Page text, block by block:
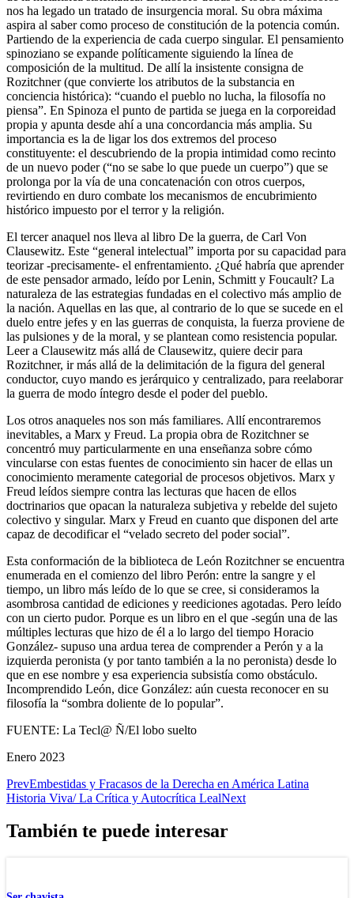
nos ha legado un tratado de insurgencia moral. Su obra máxima
aspira al saber como proceso de constitución de la potencia común.
Partiendo de la experiencia de cada cuerpo singular. El pensamiento
spinoziano se expande políticamente siguiendo la línea de
composición de la multitud. De allí la insistente consigna de
Rozitchner (que convierte los atributos de la substancia en
conciencia histórica): “cuando el pueblo no lucha, la filosofía no
piensa”. En Spinoza el punto de partida se juega en la corporeidad
propia y apunta desde ahí a una concordancia más amplia. Su
importancia es la de ligar los dos extremos del proceso
constituyente: el descubriendo de la propia intimidad como recinto
de un nuevo poder (“no se sabe lo que puede un cuerpo”) que se
prolonga por la vía de una concatenación con otros cuerpos,
revirtiendo en duro combate los mecanismos de encubrimiento
histórico impuesto por el terror y la religión.
El tercer anaquel nos lleva al libro De la guerra, de Carl Von
Clausewitz. Este “general intelectual” importa por su capacidad para
teorizar -precisamente- el enfrentamiento. ¿Qué habría que aprender
de este pensador armado, leído por Lenin, Schmitt y Foucault? La
naturaleza de las estrategias fundadas en el colectivo más amplio de
la nación. Aquellas en las que, al contrario de lo que se sucede en el
duelo entre jefes y en las guerras de conquista, la fuerza proviene de
las pulsiones y de la moral, y se plantean como resistencia popular.
Leer a Clausewitz más allá de Clausewitz, quiere decir para
Rozitchner, ir más allá de la delimitación de la figura del general
conductor, cuyo mando es jerárquico y centralizado, para reelaborar
la guerra de modo íntegro desde el poder del pueblo.
Los otros anaqueles nos son más familiares. Allí encontraremos
inevitables, a Marx y Freud. La propia obra de Rozitchner se
concentró muy particularmente en una enseñanza sobre cómo
vincularse con estas fuentes de conocimiento sin hacer de ellas un
conocimiento meramente categorial de procesos objetivos. Marx y
Freud leídos siempre contra las lecturas que hacen de ellos
doctrinarios que opacan la naturaleza subjetiva y rebelde del sujeto
colectivo y singular. Marx y Freud en cuanto que disponen del arte
capaz de decodificar el “velado secreto del poder social”.
Esta conformación de la biblioteca de León Rozitchner se encuentra
enumerada en el comienzo del libro Perón: entre la sangre y el
tiempo, un libro más leído de lo que se cree, si consideramos la
asombrosa cantidad de ediciones y reediciones agotadas. Pero leído
con un cierto pudor. Porque es un libro en el que -según una de las
múltiples lecturas que hizo de él a lo largo del tiempo Horacio
González- supuso una ardua terea de comprender a Perón y a la
izquierda peronista (y por tanto también a la no peronista) desde lo
que en ese nombre y esa experiencia subsistía como obstáculo.
Incomprendido León, dice González: aún cuesta reconocer en su
filosofía la “sombra doliente de lo popular”.
FUENTE: La Tecl@ Ñ/El lobo suelto
Enero 2023
PrevEmbestidas y Fracasos de la Derecha en América Latina
Historia Viva/ La Crítica y Autocrítica LealNext
También te puede interesar